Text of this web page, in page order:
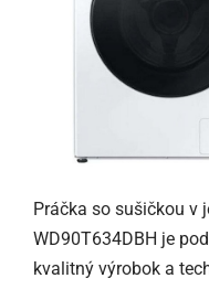
Práčka so sušičkou v
WD90T634DBH je
kvalitný výrobok a